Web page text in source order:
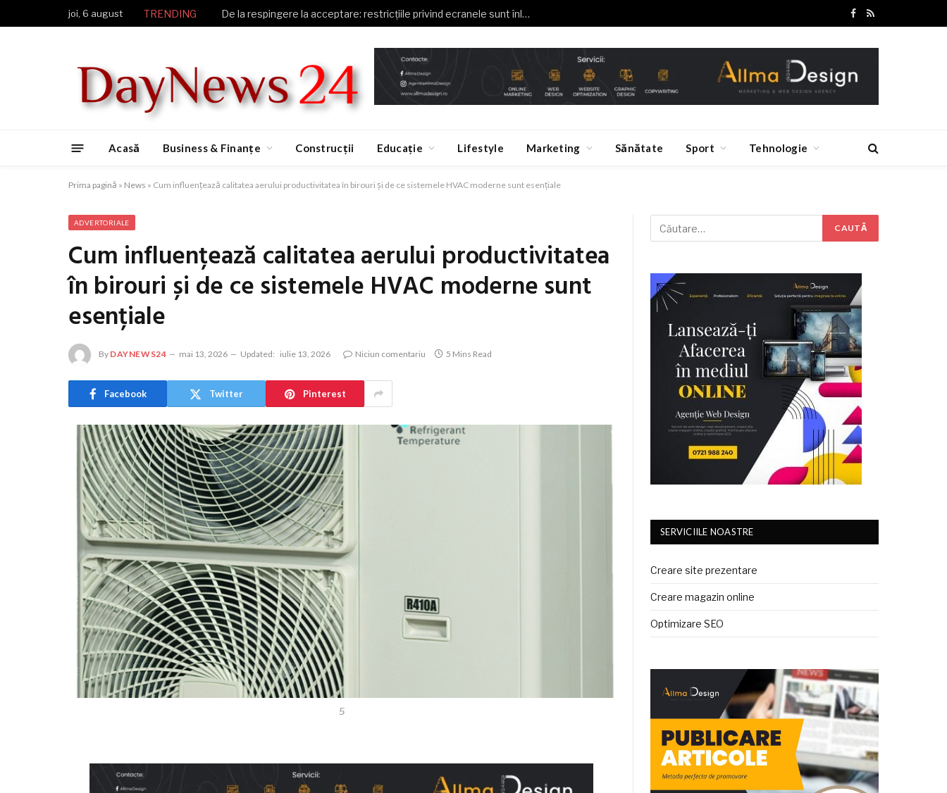
joi, 6 august TRENDING De la respingere la acceptare: restricțiile privind ecranele sunt înlocuite cu sarcinile educative, potrivit Novakid
Facebook
RSS
Acasă Business & Finanțe Construcții Educație Lifestyle Marketing Sănătate Sport Tehnologie
Prima pagină » News » Cum influențează calitatea aerului productivitatea în birouri și de ce sistemele HVAC moderne sunt esențiale
ADVERTORIALE
Cum influențează calitatea aerului productivitatea
în birouri și de ce sistemele HVAC moderne sunt
esențiale
By DAYNEWS24 mai 13, 2026 Updated: iulie 13, 2026 Niciun comentariu 5 Mins Read
Facebook Twitter Pinterest
5
SERVICIILE NOASTRE
Creare site prezentare
Creare magazin online
Optimizare SEO